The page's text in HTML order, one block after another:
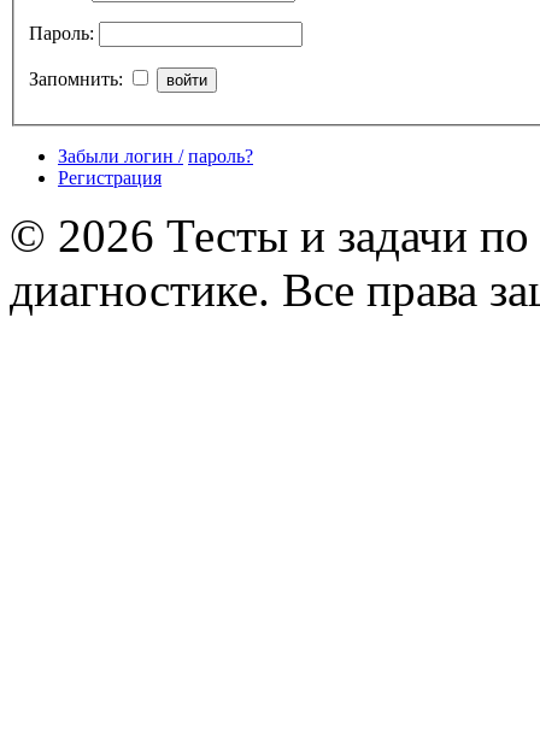
Пароль:
Запомнить:
Забыли логин / пароль?
Регистрация
© 2026 Тесты и задачи
диагностике. Все права